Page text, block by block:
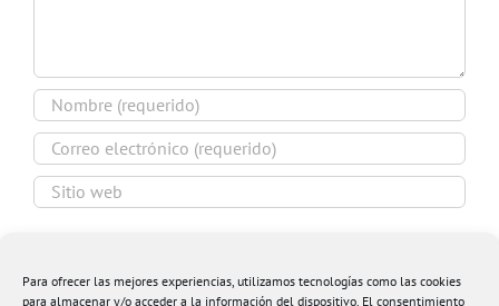
Para ofrecer las mejores experiencias, utilizamos tecnologías como las cookies
para almacenar y/o acceder a la información del dispositivo. El consentimiento
navegador para la próxima vez que comente.